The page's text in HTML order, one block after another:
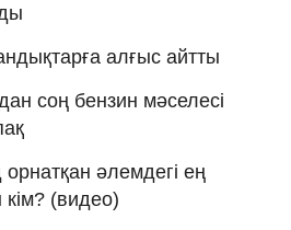
алғыс айтты
соң бензин мәселесі
әлемдегі ең
(видео)